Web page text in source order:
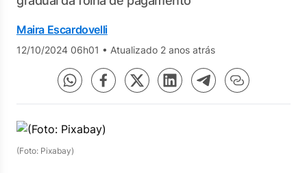
Maira Escardovelli
12/10/2024 06h01 • Atualizado 2 anos atrás
(Foto: Pixabay)